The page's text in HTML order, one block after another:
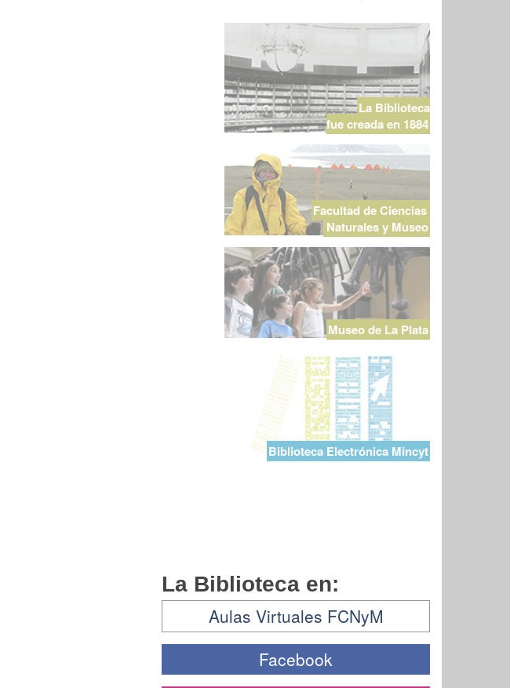
La Biblioteca
fue creada en 1884
Facultad de Ciencias
Naturales y Museo
Museo de La Plata
Biblioteca Electrónica Mincyt
La Biblioteca en:
Aulas Virtuales FCNyM
Facebook